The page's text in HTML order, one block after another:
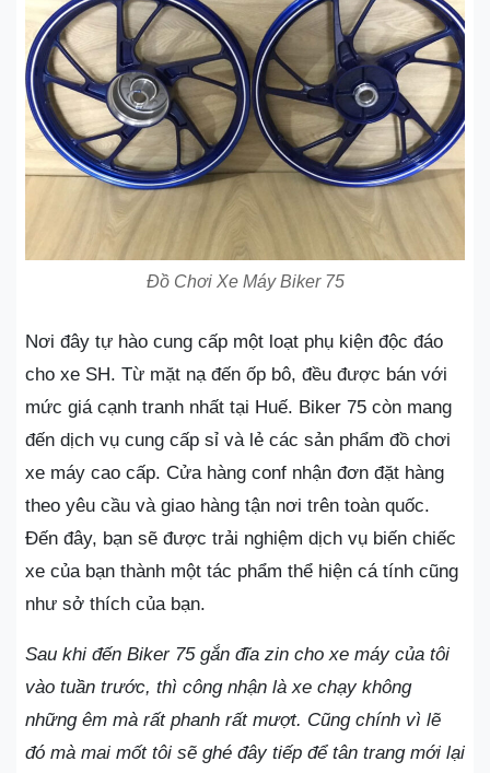
Đồ Chơi Xe Máy Biker 75
Nơi đây tự hào cung cấp một loạt phụ kiện độc đáo
cho xe SH. Từ mặt nạ đến ốp bô, đều được bán với
mức giá cạnh tranh nhất tại Huế. Biker 75 còn mang
đến dịch vụ cung cấp sỉ và lẻ các sản phẩm đồ chơi
xe máy cao cấp. Cửa hàng conf nhận đơn đặt hàng
theo yêu cầu và giao hàng tận nơi trên toàn quốc.
Đến đây, bạn sẽ được trải nghiệm dịch vụ biến chiếc
xe của bạn thành một tác phẩm thể hiện cá tính cũng
như sở thích của bạn.
Sau khi đến Biker 75 gắn đĩa zin cho xe máy của tôi
vào tuần trước, thì công nhận là xe chạy không
những êm mà rất phanh rất mượt. Cũng chính vì lẽ
đó mà mai mốt tôi sẽ ghé đây tiếp để tân trang mới lại